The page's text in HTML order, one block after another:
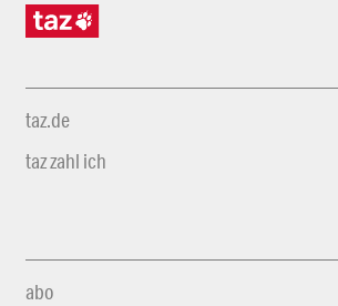
taz.de
taz zahl ich
abo